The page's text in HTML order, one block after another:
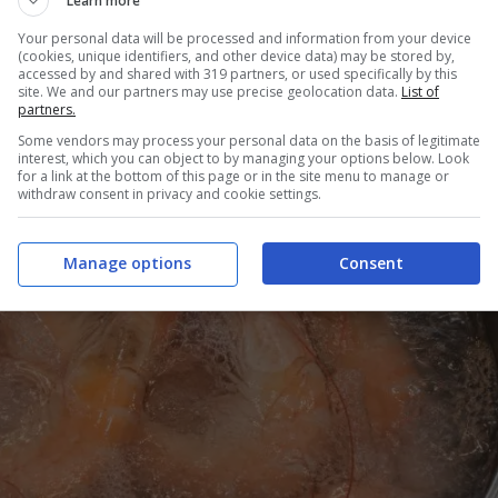
versate i gamberi
e portate ad ebollizione. Fate cuocere
scolateli e lasciateli raffreddare per qualche minuto. Pulite i
e il guscio. Non eliminate invece la coda.
Your personal data will be processed and information from your device
(cookies, unique identifiers, and other device data) may be stored by,
accessed by and shared with 319 partners, or used specifically by this
site. We and our partners may use precise geolocation data. List of
partners.
Some vendors may process your personal data on the basis of legitimate
interest, which you can object to by managing your options below. Look
for a link at the bottom of this page or in the site menu to manage or
withdraw consent in privacy and cookie settings.
Consent
Manage options